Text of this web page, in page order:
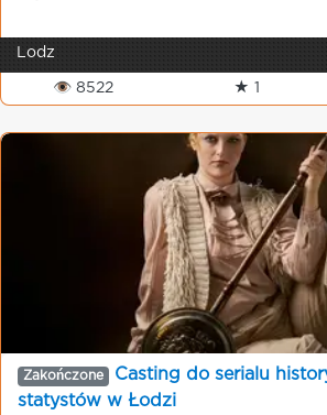
Lodz
👁 8522 ★ 1
Zakończone
Casting do serialu
statystów w Łodzi